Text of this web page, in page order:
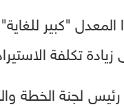
المعدل "كبير
زيادة تكلفة
لجنة الخطة